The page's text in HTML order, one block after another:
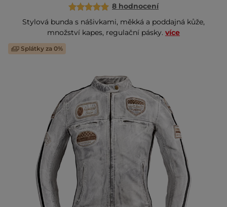
8 hodnocení
Stylová bunda s nášivkami, měkká a poddajná kůže,
množství kapes, regulační pásky. více
Splátky za 0%